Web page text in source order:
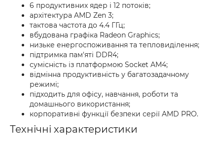
6 продуктивних ядер і 12 потоків;
архітектура AMD Zen 3;
тактова частота до 4.4 ГГц;
вбудована графіка Radeon Graphics;
низьке енергоспоживання та тепловиділення;
підтримка пам'яті DDR4;
сумісність із платформою Socket AM4;
відмінна продуктивність у багатозадачному
режимі;
підходить для офісу, навчання, роботи та
домашнього використання;
корпоративні функції безпеки серії AMD PRO.
Технічні характеристики